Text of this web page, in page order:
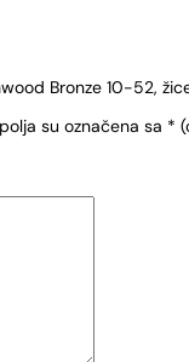
Bronze 10-52,
su označena sa *